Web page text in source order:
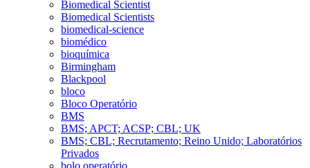
Biomedical Scientist
Biomedical Scientists
biomedical-science
biomédico
bioquímica
Birmingham
Blackpool
bloco
Bloco Operatório
BMS
BMS; APCT; ACSP; CBL; UK
BMS; CBL; Recrutamento; Reino Unido; Laboratórios
Privados
bolo operatório